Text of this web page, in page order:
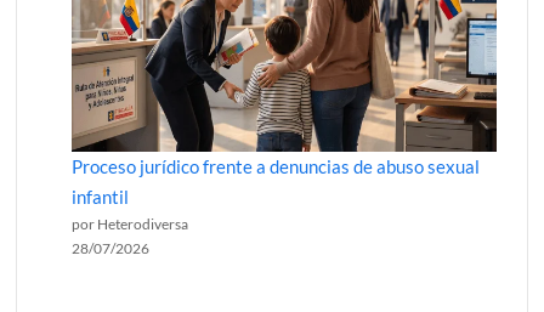
Proceso jurídico frente a denuncias de abuso sexual
infantil
por Heterodiversa
28/07/2026